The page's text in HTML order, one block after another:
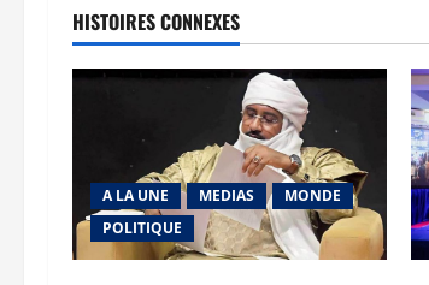
HISTOIRES CONNEXES
A LA UNE MEDIAS
MONDE
POLITIQUE